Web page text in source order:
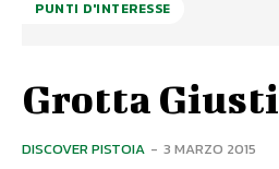
PUNTI D'INTERESSE
Grotta
DISCOVER PISTOIA - 3 MARZO 2015